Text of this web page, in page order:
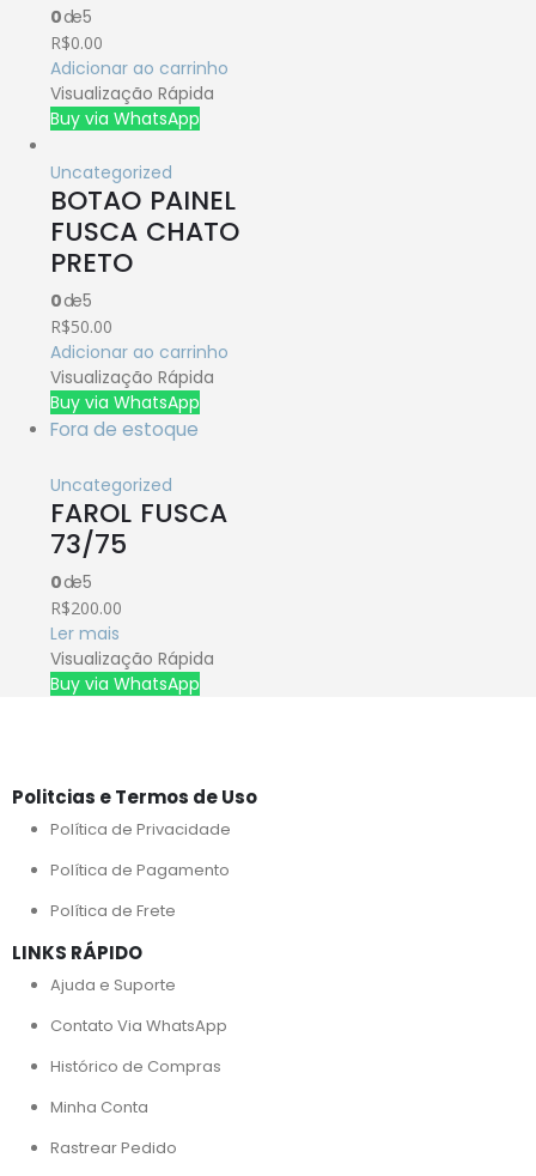
0de 5
R$0.00
Adicionar ao carrinho
Visualização Rápida
Buy via WhatsApp
Uncategorized
BOTAO PAINEL
FUSCA CHATO
PRETO
0de 5
R$50.00
Adicionar ao carrinho
Visualização Rápida
Buy via WhatsApp
Fora de estoque
Uncategorized
FAROL FUSCA
73/75
0de 5
R$200.00
Ler mais
Visualização Rápida
Buy via WhatsApp
Politcias e Termos de Uso
Política de Privacidade
Política de Pagamento
Política de Frete
LINKS RÁPIDO
Ajuda e Suporte
Contato Via WhatsApp
Histórico de Compras
Minha Conta
Rastrear Pedido